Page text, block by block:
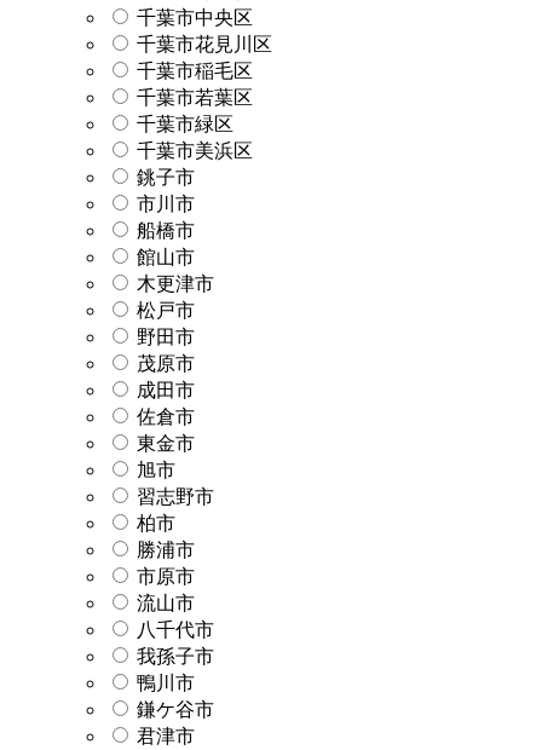
千葉市中央区
千葉市花見川区
千葉市稲毛区
千葉市若葉区
千葉市緑区
千葉市美浜区
銚子市
市川市
船橋市
館山市
木更津市
松戸市
野田市
茂原市
成田市
佐倉市
東金市
旭市
習志野市
柏市
勝浦市
市原市
流山市
八千代市
我孫子市
鴨川市
鎌ケ谷市
君津市